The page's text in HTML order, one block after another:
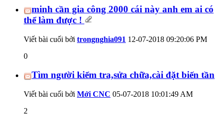
minh cần gia công 2000 cái này anh em ai có
thể làm được !
Viết bài cuối bởi trongnghia091 12-07-2018 09:20:06 PM
0
Tìm người kiểm tra,sửa chữa,cài đặt biến tần
Viết bài cuối bởi Mới CNC 05-07-2018 10:01:49 AM
2